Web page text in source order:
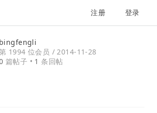
注册 登录
bingfengli
1994 位会员 /2014-11-28
篇帖子 • 1 条回帖